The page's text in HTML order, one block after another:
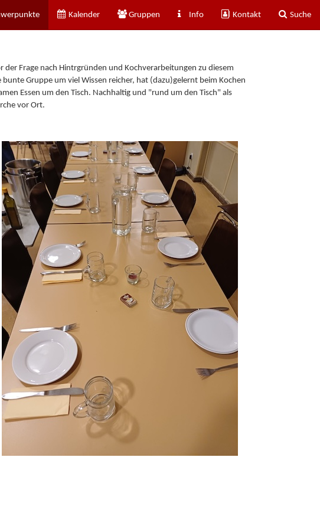
Kalender Gruppen Info Kontakt Suche
der Frage nach Hintrgründen und Kochverarbeitungen zu diesem
Gruppe um viel Wissen reicher, hat (dazu)gelernt beim Kochen
Essen um den Tisch. Nachhaltig und "rund um den Tisch" als
vor Ort.